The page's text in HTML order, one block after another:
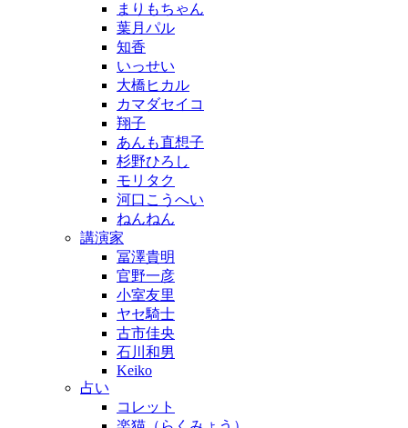
まりもちゃん
葉月パル
知香
いっせい
大橋ヒカル
カマダセイコ
翔子
あんも直想子
杉野ひろし
モリタク
河口こうへい
ねんねん
講演家
冨澤貴明
官野一彦
小室友里
ヤセ騎士
古市佳央
石川和男
Keiko
占い
コレット